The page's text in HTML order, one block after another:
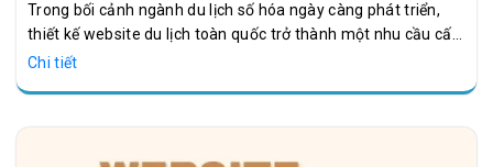
Trong bối cảnh ngành du lịch số hóa ngày càng phát triển,
thiết kế website du lịch toàn quốc trở thành một nhu cầu cấp
thiết cho các doanh nghiệp lữ hành, khách sạn, resort và
Chi tiết